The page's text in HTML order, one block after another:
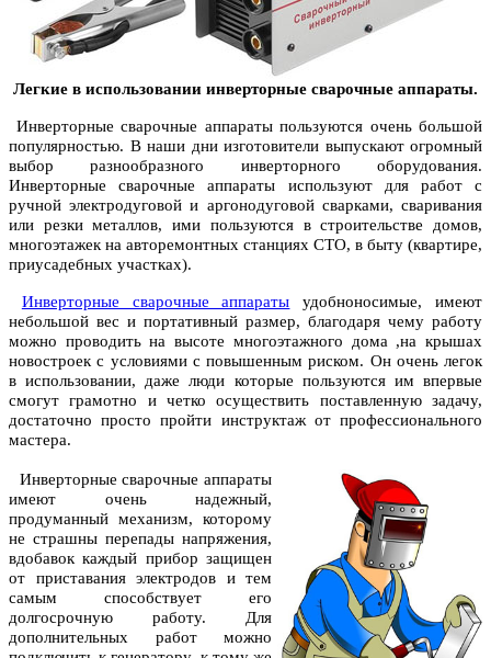
Легкие в использовании инверторные сварочные аппараты.
Инверторные сварочные аппараты пользуются очень большой
популярностью. В наши дни изготовители выпускают огромный
выбор разнообразного инверторного оборудования.
Инверторные сварочные аппараты используют для работ с
ручной электродуговой и аргонодуговой сварками, сваривания
или резки металлов, ими пользуются в строительстве домов,
многоэтажек на авторемонтных станциях СТО, в быту (квартире,
приусадебных участках).
Инверторные сварочные аппараты удобноносимые, имеют
небольшой вес и портативный размер, благодаря чему работу
можно проводить на высоте многоэтажного дома ,на крышах
новостроек с условиями с повышенным риском. Он очень легок
в использовании, даже люди которые пользуются им впервые
смогут грамотно и четко осуществить поставленную задачу,
достаточно просто пройти инструктаж от профессионального
мастера.
Инверторные сварочные аппараты
имеют очень надежный,
продуманный механизм, которому
не страшны перепады напряжения,
вдобавок каждый прибор защищен
от приставания электродов и тем
самым способствует его
долгосрочную работу. Для
дополнительных работ можно